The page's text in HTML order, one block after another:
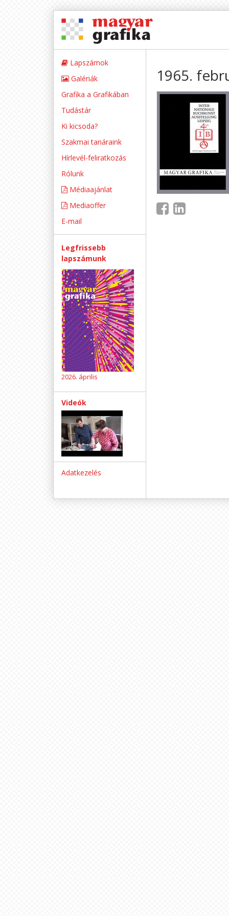
1965.
Lapszámok
Galériák
Grafika a Grafikában
Tudástár
Ki kicsoda?
Szakmai tanáraink
Hírlevél-feliratkozás
Rólunk
Médiaajánlat
Mediaoffer
E-mail
Legfrissebb
lapszámunk
2026. április
Videók
Adatkezelés